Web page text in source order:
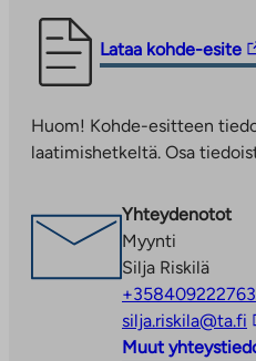
Kohteessa on viisi
asumisoikeusasuntoa.
Lataa kohde-esite
Linkki
vie
palveluun.
Linkki
uuteen
välilehteen
Huom! Kohde-esitteen
laatimishetkeltä. Osa
Yhteydenotot
Myynti
Silja Riskilä
+358409222763
silja.riskila@ta.fi
Muut